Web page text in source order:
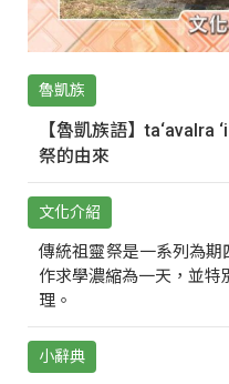
魯凱族
【魯凱族語】ta‘avalra
祭的由來
文化介紹
傳統祖靈祭是一系列為
作求學濃縮為一天，並特
理。
小辭典